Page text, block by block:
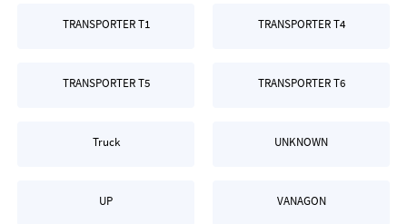
TRANSPORTER T1 TRANSPORTER T4
TRANSPORTER T5 TRANSPORTER T6
Truck UNKNOWN
UP VANAGON